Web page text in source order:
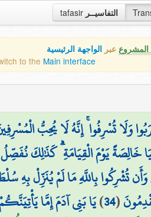
tafasir التفاسيــر
المشروع عبر الواجهة الرئيسية
to the Main interface
وَلَا تُسْرِفُوا ۚ إِنَّهُ لَا يُحِبُّ
خَالِصَةً يَوْمَ الْقِيَامَةِ ۗ كَذَٰلِكَ
تُشْرِكُوا بِاللَّهِ مَا لَمْ يُنَزِّلْ بِهِ
(
34
)يَا بَنِي آدَمَ إِمَّا